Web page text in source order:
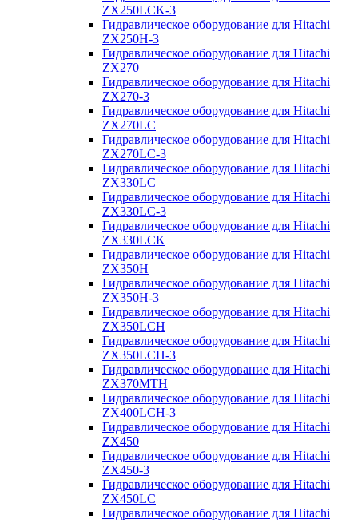
ZX250LCK-3
Гидравлическое оборудование для Hitachi
ZX250Н-3
Гидравлическое оборудование для Hitachi
ZX270
Гидравлическое оборудование для Hitachi
ZX270-3
Гидравлическое оборудование для Hitachi
ZX270LC
Гидравлическое оборудование для Hitachi
ZX270LC-3
Гидравлическое оборудование для Hitachi
ZX330LC
Гидравлическое оборудование для Hitachi
ZX330LC-3
Гидравлическое оборудование для Hitachi
ZX330LCK
Гидравлическое оборудование для Hitachi
ZX350H
Гидравлическое оборудование для Hitachi
ZX350H-3
Гидравлическое оборудование для Hitachi
ZX350LCH
Гидравлическое оборудование для Hitachi
ZX350LCH-3
Гидравлическое оборудование для Hitachi
ZX370MTH
Гидравлическое оборудование для Hitachi
ZX400LCH-3
Гидравлическое оборудование для Hitachi
ZX450
Гидравлическое оборудование для Hitachi
ZX450-3
Гидравлическое оборудование для Hitachi
ZX450LC
Гидравлическое оборудование для Hitachi